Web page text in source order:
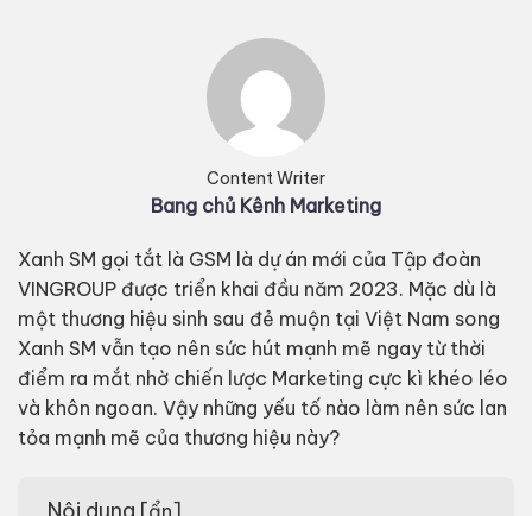
Content Writer
Bang chủ Kênh Marketing
Xanh SM gọi tắt là GSM là dự án mới của Tập đoàn
VINGROUP được triển khai đầu năm 2023. Mặc dù là
một thương hiệu sinh sau đẻ muộn tại Việt Nam song
Xanh SM vẫn tạo nên sức hút mạnh mẽ ngay từ thời
điểm ra mắt nhờ chiến lược Marketing cực kì khéo léo
và khôn ngoan. Vậy những yếu tố nào làm nên sức lan
tỏa mạnh mẽ của thương hiệu này?